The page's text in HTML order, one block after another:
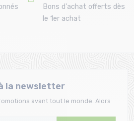
Bons d'achat offerts dès
le 1er achat
la newsletter
avant tout le monde. Alors